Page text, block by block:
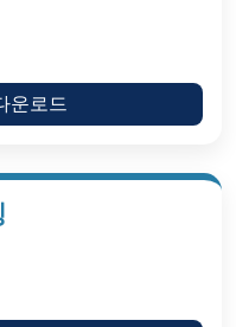
운로드